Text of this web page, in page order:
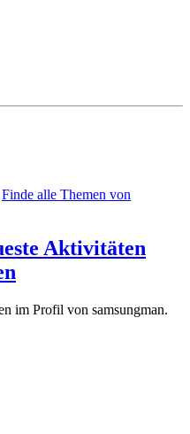
Finde alle Themen von
Aktivitäten
im Profil von samsungman.